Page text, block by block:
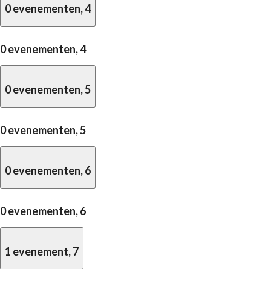
0 evenementen,4
0 evenementen,4
0 evenementen,5
0 evenementen,5
0 evenementen,6
0 evenementen,6
1 evenement,7